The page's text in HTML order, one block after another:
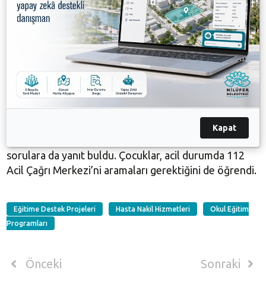
sayede ambulans ve verdiği hizmetleri öğrendi.
Nilüfer Belediyesi hasta nakil ambulansında görevli
Paramedik Teknikeri Kerem Tosunoğlu, öğrencilere
hasta nakil ambulansının verdiği hizmetler hakkında
detaylı bilgi verdi. Hasta nakil ambulansında yer alan
şok cihazı, aspiratör, oksijen, boyunluk, ilk yardım
çantası ve sedye çeşitlerini çocuklara tanıtan
Tosunoğlu, ambulans türlerini de anlattı. Acil yardım
ambulansı ile hasta nakil ambulansı arasındaki renk ve
donanım farkını öğrenen çocuklar, merak ettiği
sorulara da yanıt buldu. Çocuklar, acil durumda 112
Acil Çağrı Merkezi’ni aramaları gerektiğini de öğrendi.
Eğitime Destek Projeleri Hasta Nakil Hizmetleri
Okul Eğitim
Programları
Önceki Sonraki
Kapat